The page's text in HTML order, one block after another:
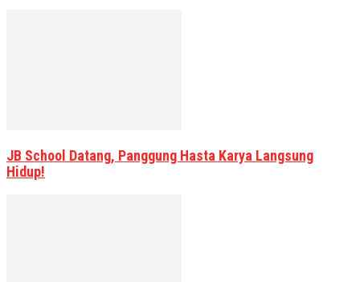
JB School Datang, Panggung Hasta Karya Langsung
Hidup!